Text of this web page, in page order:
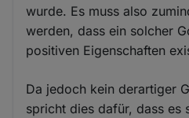
wurde. Es muss also
werden, dass ein solcher
positiven Eigenschaften
Da jedoch kein derartiger
spricht dies dafür, dass es